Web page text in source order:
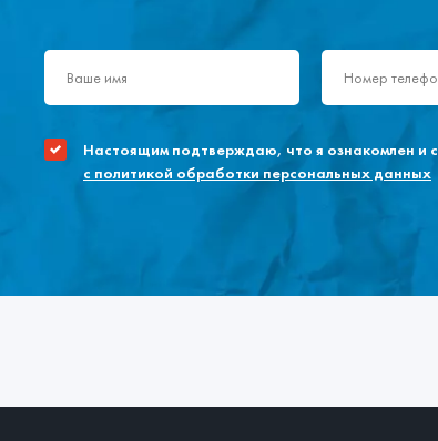
Настоящим подтверждаю, что я ознакомлен и
с политикой обработки персональных данных